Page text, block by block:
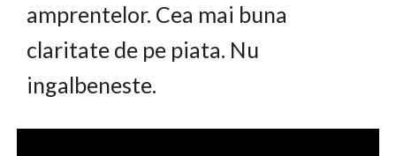
amprentelor. Cea mai buna
claritate de pe piata. Nu
ingalbeneste.